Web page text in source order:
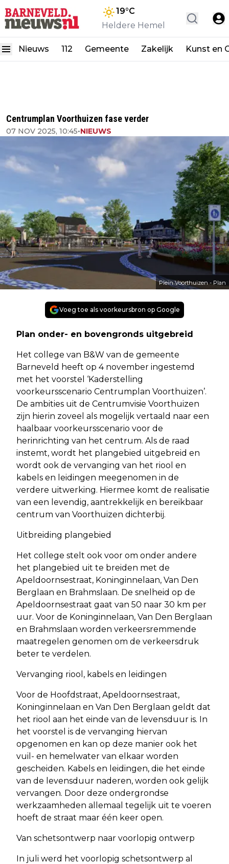
19°C
Heldere Hemel
Nieuws 112 Gemeente Zakelijk Kunst en
Centrumplan Voorthuizen fase verder
07 NOV 2025, 10:45•NIEUWS
Plein Voorthuizen - Plan
Voeg toe als voorkeursbron op Google
Plan onder- en bovengronds uitgebreid
Het college van B&W van de gemeente
Barneveld heeft op 4 november ingestemd
met het voorstel ‘Kaderstelling
voorkeursscenario Centrumplan Voorthuizen’.
De ambities uit de Centrumvisie Voorthuizen
zijn hierin zoveel als mogelijk vertaald naar een
haalbaar voorkeursscenario voor de
herinrichting van het centrum. Als de raad
instemt, wordt het plangebied uitgebreid en
wordt ook de vervanging van het riool en
kabels en leidingen meegenomen in de
verdere uitwerking. Hiermee komt de realisatie
van een levendig, aantrekkelijk en bereikbaar
centrum van Voorthuizen dichterbij.
Uitbreiding plangebied
Het college stelt ook voor om onder andere
het plangebied uit te breiden met de
Apeldoornsestraat, Koninginnelaan, Van Den
Berglaan en Brahmslaan. De snelheid op de
Apeldoornsestraat gaat van 50 naar 30 km per
uur. Voor de Koninginnelaan, Van Den Berglaan
en Brahmslaan worden verkeersremmende
maatregelen genomen om de verkeersdruk
beter te verdelen.
Vervanging riool, kabels en leidingen
Voor de Hoofdstraat, Apeldoornsestraat,
Koninginnelaan en Van Den Berglaan geldt dat
het riool aan het einde van de levensduur is. In
het voorstel is de vervanging hiervan
opgenomen en kan op deze manier ook het
vuil- en hemelwater van elkaar worden
gescheiden. Kabels en leidingen, die het einde
van de levensduur naderen, worden ook gelijk
vervangen. Door deze ondergrondse
werkzaamheden allemaal tegelijk uit te voeren
hoeft de straat maar één keer open.
Van schetsontwerp naar voorlopig ontwerp
In juli werd het voorlopig schetsontwerp al